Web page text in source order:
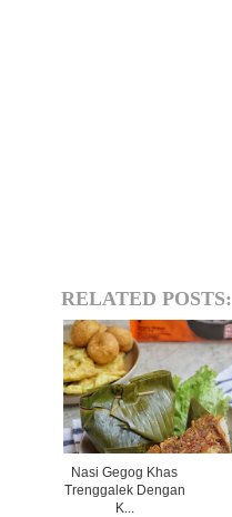
RELATED POSTS:
Nasi Gegog Khas
Trenggalek Dengan
K...